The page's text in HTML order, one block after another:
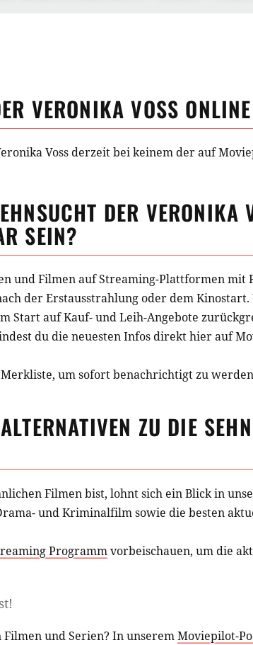
VERONIKA VOSS
Voss derzeit bei keinem der auf
DER VERONIKA
SEIN?
und Filmen auf Streaming-Plattformen
der Erstausstrahlung oder dem
Start auf Kauf- und Leih-Angebote
du die neuesten Infos direkt hier auf
um sofort benachrichtigt zu
ZU DIE
Filmenbist, lohnt sich ein Blick in
und Kriminalfilmsowie die besten
Programmvorbeischauen, um die
und Serien? In unseremMoviepilot-